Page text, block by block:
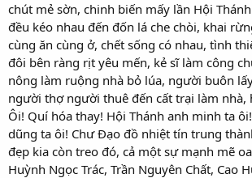
chút mẻ sờn, chinh biến mấy lần Hội
đều kéo nhau đến đốn lá che chòi, khai
cùng ăn cùng ở, chết sống có nhau, tình
đôi bên ràng rịt yêu mến, kẻ sĩ làm công
nông làm ruộng nhà bỏ lúa, người buôn
người thợ người thuê đến cất trại làm nhà,
Ôi! Quí hóa thay! Hội Thánh anh minh ta
dũng ta ôi! Chư Đạo đồ nhiệt tín trung
đẹp kia còn treo đó, cả một sự mạnh mẽ
Huỳnh Ngọc Trác, Trần Nguyên Chất, Cao